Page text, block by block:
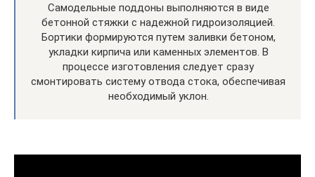
Самодельные поддоны выполняются в виде
бетонной стяжки с надежной гидроизоляцией.
Бортики формируются путем заливки бетоном,
укладки кирпича или каменных элементов. В
процессе изготовления следует сразу
смонтировать систему отвода стока, обеспечивая
необходимый уклон.